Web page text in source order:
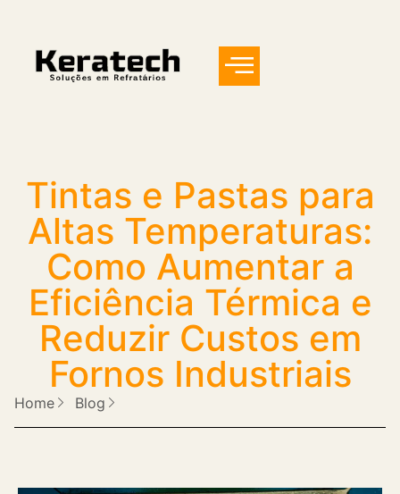
Tintas e Pastas para
Altas Temperaturas:
Como Aumentar a
Eficiência Térmica e
Reduzir Custos em
Fornos Industriais
Home Blog